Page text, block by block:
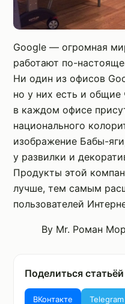
Google — огромная
работают по-
Ни один из офисов
но у них есть и
в каждом офисе
национального
изображение Бабы-
у развилки и
Продукты этой
лучше, тем самым
пользователей
By Mr. Роман
Поделиться статьёй
ВКонтакте Telegram